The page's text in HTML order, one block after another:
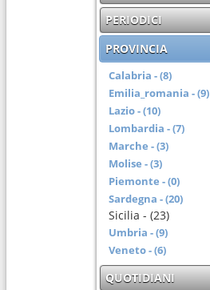
PERIODICI
PROVINCIA
Calabria - (8)
Emilia_romania - (9)
Lazio - (10)
Lombardia - (7)
Marche - (3)
Molise - (3)
Piemonte - (0)
Sardegna - (20)
Sicilia - (23)
Umbria - (9)
Veneto - (6)
QUOTIDIANI